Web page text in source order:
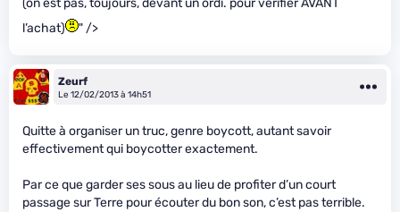
(on est pas, toujours, devant un ordi. pour vérifier AVANT
l’achat)
" />
Zeurf
Le 12/02/2013 à 14h51
Quitte à organiser un truc, genre boycott, autant savoir
effectivement qui boycotter exactement.
Par ce que garder ses sous au lieu de profiter d’un court
passage sur Terre pour écouter du bon son, c’est pas terrible.